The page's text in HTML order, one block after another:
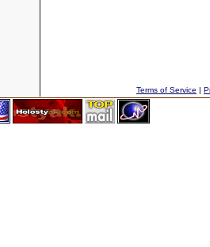
Terms of Service |